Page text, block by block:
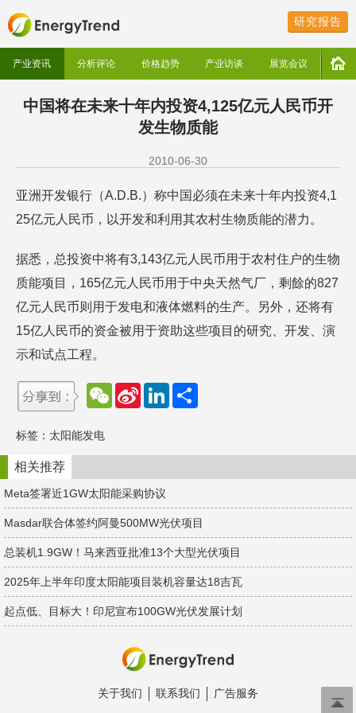
研究报告
产业资讯 分析评论 价格趋势 产业访谈 展览会议
中国将在未来十年内投资4,125亿元人民币开
发生物质能
2010-06-30
亚洲开发银行（A.D.B.）称中国必须在未来十年内投资4,1
25亿元人民币，以开发和利用其农村生物质能的潜力。
据悉，总投资中将有3,143亿元人民币用于农村住户的生物
质能项目，165亿元人民币用于中央天然气厂，剩餘的827
亿元人民币则用于发电和液体燃料的生产。另外，还将有
15亿人民币的资金被用于资助这些项目的研究、开发、演
示和试点工程。
W
e
t
S
e
b
o
L
d
n
标签： 太阳能发电
相关推荐
Meta签署近1GW太阳能采购协议
Masdar联合体签约阿曼500MW光伏项目
总装机1.9GW！​马来西亚批准13个大型光伏项目
2025年上半年印度太阳能项目装机容量达18吉瓦
起点低、目标大！印尼宣布100GW光伏发展计划
关于我们 联系我们 广告服务